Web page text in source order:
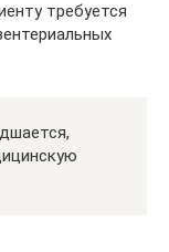
требуется